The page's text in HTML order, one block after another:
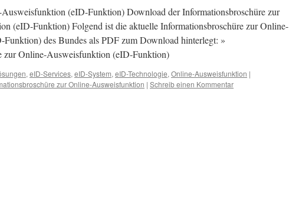
(eID-Funktion) Download der Informationsbroschüre zur
(eID-Funktion) Folgend ist die aktuelle Informationsbroschüre zur Online-
des Bundes als PDF zum Download hinterlegt: »
zur Online-Ausweisfunktion (eID-Funktion)
, eID-Services, eID-System, eID-Technologie, Online-Ausweisfunktion |
zur Online-Ausweisfunktion | Schreib einen Kommentar